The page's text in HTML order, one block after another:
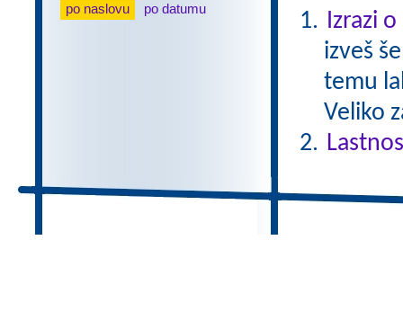
po naslovu
po datumu
Izrazi
izveš
temu
Veliko